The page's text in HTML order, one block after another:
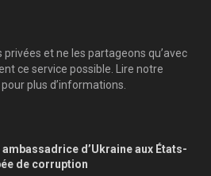
et ne les partageons qu’avec
ce service possible. Lire notre
plus d’informations.
ambassadrice d’Ukraine aux États-
de corruption